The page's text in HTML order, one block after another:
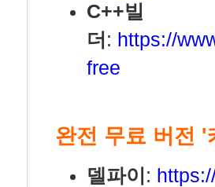
C++빌
더 : https://
free
완전 무료 버전 '
델파이 :